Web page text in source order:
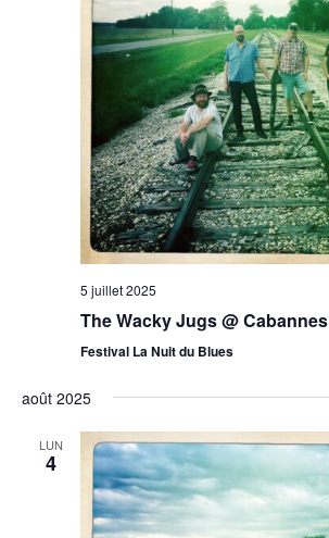
5 juillet 2025
The Wacky Jugs @ Cabannes
Festival La Nuit du Blues
août 2025
LUN
4